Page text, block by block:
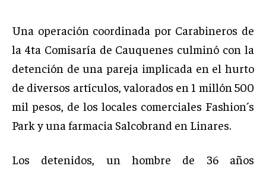
Una operación coordinada por Carabineros de
la 4ta Comisaría de Cauquenes culminó con la
detención de una pareja implicada en el hurto
de diversos artículos, valorados en 1 millón 500
mil pesos, de los locales comerciales Fashion´s
Park y una farmacia Salcobrand en Linares.
Los detenidos, un hombre de 36 años